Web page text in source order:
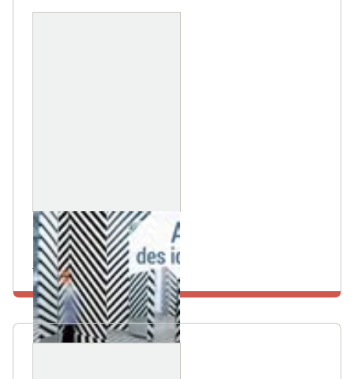
Colloque Uforca
2 JUIN 2023
En savoir plus